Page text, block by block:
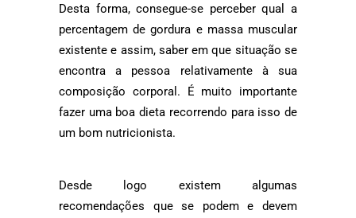
Desta forma, consegue-se perceber qual a
percentagem de gordura e massa muscular
existente e assim, saber em que situação se
encontra a pessoa relativamente à sua
composição corporal. É muito importante
fazer uma boa dieta recorrendo para isso de
um bom nutricionista.
Desde logo existem algumas
recomendações que se podem e devem